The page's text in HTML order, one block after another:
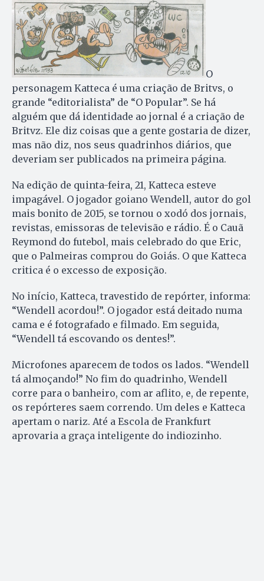
O
personagem Katteca é uma criação de Britvs, o
grande “editorialista” de “O Popular”. Se há
alguém que dá identidade ao jornal é a criação de
Britvz. Ele diz coisas que a gente gostaria de dizer,
mas não diz, nos seus quadrinhos diários, que
deveriam ser publicados na primeira página.
Na edição de quinta-feira, 21, Katteca esteve
impagável. O jogador goiano Wendell, autor do gol
mais bonito de 2015, se tornou o xodó dos jornais,
revistas, emissoras de televisão e rádio. É o Cauã
Reymond do futebol, mais celebrado do que Eric,
que o Palmeiras comprou do Goiás. O que Katteca
critica é o excesso de exposição.
No início, Katteca, travestido de repórter, informa:
“Wendell acordou!”. O jogador está deitado numa
cama e é fotografado e filmado. Em seguida,
“Wendell tá escovando os dentes!”.
Microfones aparecem de todos os lados. “Wendell
tá almoçando!” No fim do quadrinho, Wendell
corre para o banheiro, com ar aflito, e, de repente,
os repórteres saem correndo. Um deles e Katteca
apertam o nariz. Até a Escola de Frankfurt
aprovaria a graça inteligente do indiozinho.